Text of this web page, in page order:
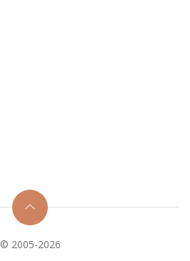
© 2005-2026